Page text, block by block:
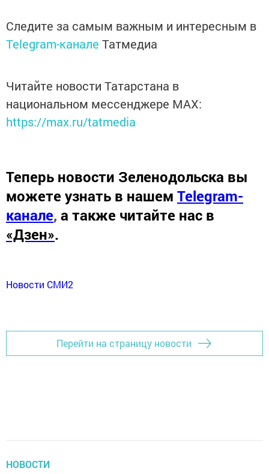
Следите за самым важным и интересным в
Telegram-канале Татмедиа
Читайте новости Татарстана в
национальном мессенджере MАХ:
https://max.ru/tatmedia
Теперь новости Зеленодольска вы
можете узнать в нашем Telegram-
канале, а также читайте нас в
«Дзен».
Новости СМИ2
Перейти на страницу новости
НОВОСТИ